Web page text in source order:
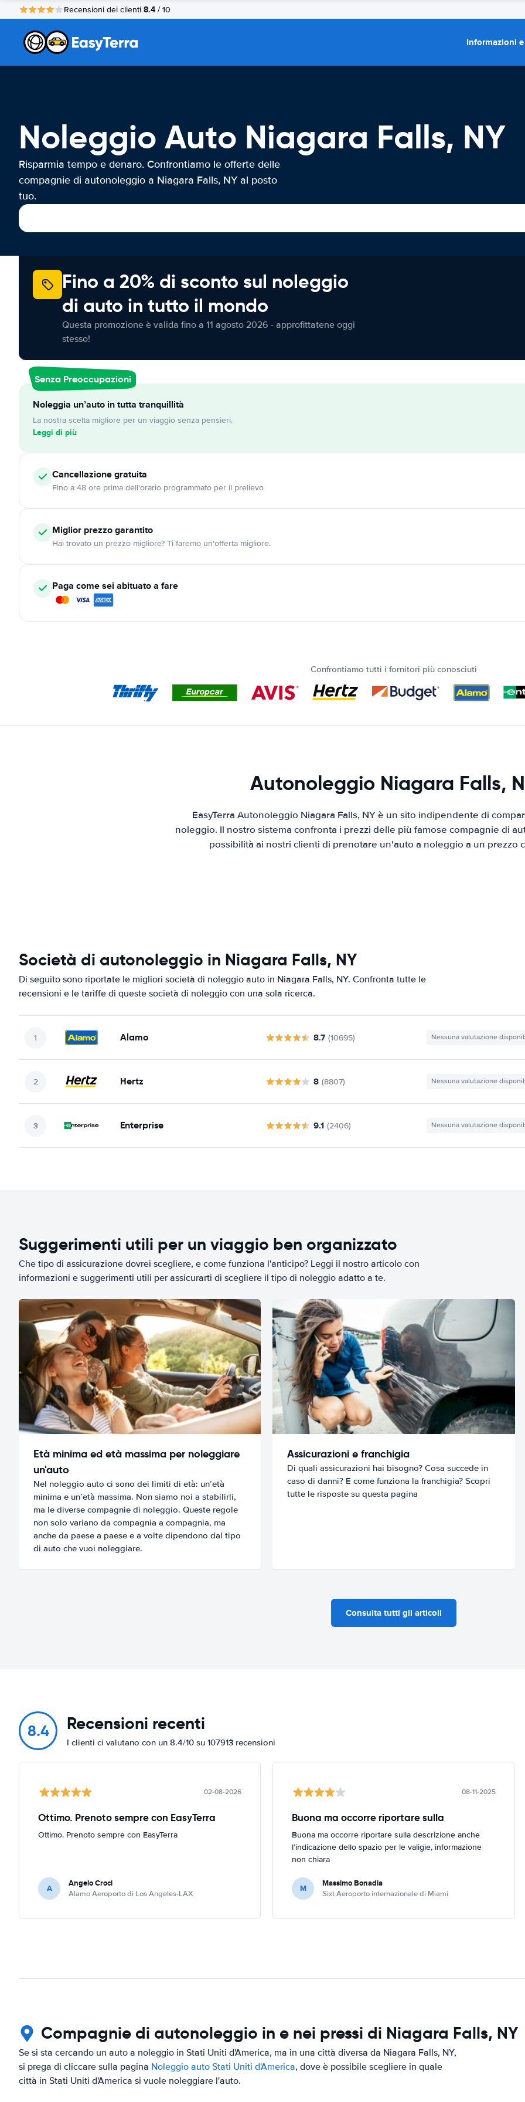
Recensioni dei clienti 8.4 / 10
Informazioni
Noleggio Auto Niagara Falls, NY
Risparmia tempo e denaro. Confrontiamo le offerte delle
compagnie di autonoleggio a Niagara Falls, NY al posto
tuo.
Fino a 20% di sconto sul noleggio
di auto in tutto il mondo
Questa promozione è valida fino a 11 agosto 2026 - approfittatene oggi
stesso!
Senza Preoccupazioni
Noleggia un’auto in tutta tranquillità
La nostra scelta migliore per un viaggio senza pensieri.
Leggi di più
Cancellazionegratuita
Fino a 48 ore prima dell'orario programmato per il prelievo
Miglior prezzo garantito
Hai trovato un prezzo migliore? Ti faremo un'offerta migliore.
Paga come sei abituato a fare
Confrontiamo tutti i fornitori più conosciuti
Autonoleggio Niagara Falls,
EasyTerra Autonoleggio Niagara Falls, NY è un sito indipendente di
noleggio. Il nostro sistema confronta i prezzi delle più famose compagnie di
possibilità ai nostri clienti di prenotare un'auto a noleggio a un prezzo
Società di autonoleggio in Niagara Falls, NY
Di seguito sono riportate le migliori società di noleggio auto in Niagara Falls, NY. Confronta tutte le
recensioni e le tariffe di queste società di noleggio con una sola ricerca.
Alamo 8.7 (10695) Nessuna valutazione
Hertz 8 (8807) Nessuna valutazione
Enterprise 9.1 (2406) Nessuna valutazione
Suggerimenti utili per un viaggio ben organizzato
Che tipo di assicurazione dovrei scegliere, e come funziona l'anticipo? Leggi il nostro articolo con
informazioni e suggerimenti utili per assicurarti di scegliere il tipo di noleggio adatto a te.
Età minima ed età massima per noleggiare
un'auto
Nel noleggio auto ci sono dei limiti di età: un’età
minima e un’età massima. Non siamo noi a stabilirli,
ma le diverse compagnie di noleggio. Queste regole
non solo variano da compagnia a compagnia, ma
anche da paese a paese e a volte dipendono dal tipo
di auto che vuoi noleggiare.
Assicurazioni e franchigia
Di quali assicurazioni hai bisogno? Cosa succede in
caso di danni? E come funziona la franchigia? Scopri
tutte le risposte su questa pagina
Consulta tutti gli articoli
8.4 Recensioni recenti
I clienti ci valutano con un 8.4/10 su 107913 recensioni
02-08-2026
Ottimo. Prenoto sempre con EasyTerra
Ottimo. Prenoto sempre con EasyTerra
A Angelo Croci
Alamo Aeroporto di Los Angeles-LAX
08-11-2025
Buona ma occorre riportare sulla
Buona ma occorre riportare sulla descrizione anche
l’indicazione dello spazio per le valigie, informazione
non chiara
M Massimo Bonadia
Sixt Aeroporto internazionale di Miami
Compagnie di autonoleggio in e nei pressi di Niagara Falls, NY
Se si sta cercando un auto a noleggio in Stati Uniti d'America, ma in una città diversa da Niagara Falls, NY,
si prega di cliccare sulla pagina Noleggio auto Stati Uniti d'America, dove è possibile scegliere in quale
città in Stati Uniti d'America si vuole noleggiare l'auto.